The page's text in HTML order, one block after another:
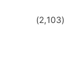
(2,103)